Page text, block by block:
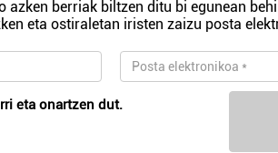
azken berriak biltzen ditu bi egunean
eta ostiraletan iristen zaizu posta
eta onartzen dut.